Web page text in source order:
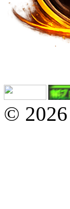
© 2026